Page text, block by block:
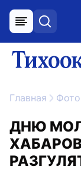
меню поиск
Главная
ДНЮ